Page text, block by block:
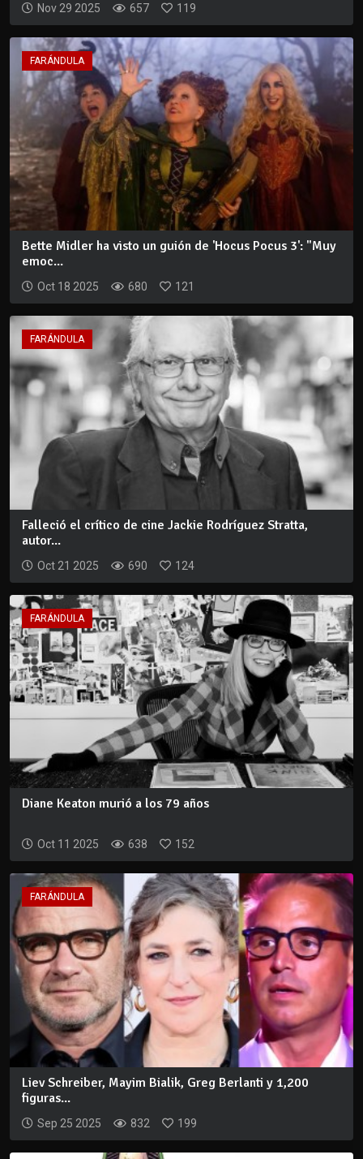
Nov 29 2025 657 119
FARÁNDULA
Bette Midler ha visto un guión de 'Hocus Pocus 3': "Muy
emoc...
Oct 18 2025 680 121
FARÁNDULA
Falleció el crítico de cine Jackie Rodríguez Stratta,
autor...
Oct 21 2025 690 124
FARÁNDULA
Diane Keaton murió a los 79 años
Oct 11 2025 638 152
FARÁNDULA
Liev Schreiber, Mayim Bialik, Greg Berlanti y 1,200
figuras...
Sep 25 2025 832 199